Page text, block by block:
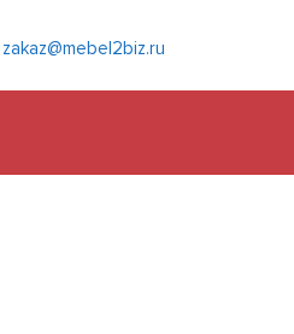
zakaz@mebel2biz.ru